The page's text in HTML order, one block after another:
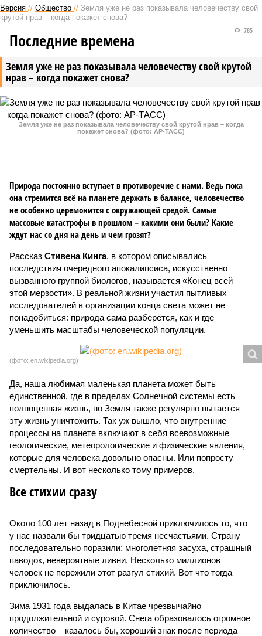
Версия // Общество // Земля уже не раз показывала человечеству свой
крутой нрав – когда покажет снова?
Земля уже не раз показывала человечеству свой крутой
нрав – когда покажет снова?
785
Последние времена
Земля уже не раз показывала человечеству свой крутой нрав – когда
покажет снова? (фото: АР-ТАСС)
Природа постоянно вступает в противоречие с нами. Ведь пока
она стремится всё на планете держать в балансе, человечество
не особенно церемонится с окружающей средой. Самые
массовые катастрофы в прошлом – какими они были? Какие
ждут нас со дня на день и чем грозят?
Рассказ Стивена Кинга, в котором описывались
последствия очередного апокалипсиса, искусственно
вызванного группой биологов, называется «Конец всей
этой мерзости». В реальной жизни участия пытливых
исследователей в организации конца света может не
понадобиться: природа сама разберётся, как и где
уменьшить масштабы человеческой популяции.
(фото: en.wikipedia.org)
Да, наша любимая маленькая планета может быть
единственной, где в пределах Солнечной системы есть
полноценная жизнь, но Земля также регулярно пытается
эту жизнь уничтожить. Так уж вышло, что внутренние
процессы на планете включают в себя всевозможные
геологические, метеорологические и физические явления,
которые для человека довольно опасны. Или попросту
смертельны. И вот несколько тому примеров.
Все стихии сразу
Около 100 лет назад в Поднебесной приключилось то, что
у нас назвали бы тридцатью тремя несчастьями. Страну
последовательно поразили: многолетняя засуха, страшный
паводок, невероятные ливни. Несколько миллионов
человек не пережили этот разгул стихий. Вот что тогда
приключилось.
Зима 1931 года выдалась в Китае чрезвычайно
продолжительной и суровой. Снега образовалось огромное
количество – казалось бы, хороший знак после периода